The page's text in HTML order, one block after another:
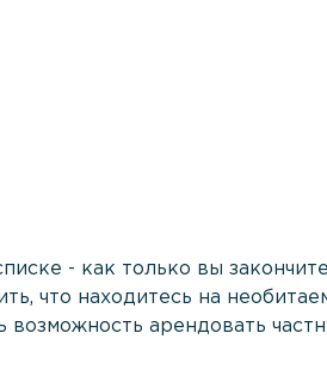
- как только вы
что находитесь на
возможность арендовать